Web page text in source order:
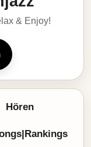
& Enjoy!
Hören